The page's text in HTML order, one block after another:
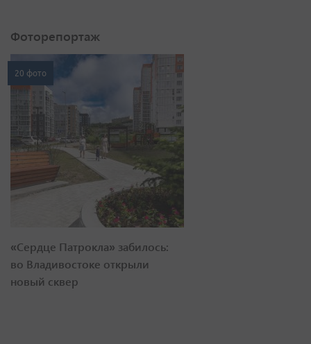
Фоторепортаж
20 фото
«Сердце Патрокла» забилось:
во Владивостоке открыли
новый сквер